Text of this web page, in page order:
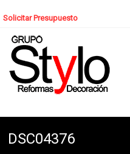
Solicitar Presupuesto
DSC04376